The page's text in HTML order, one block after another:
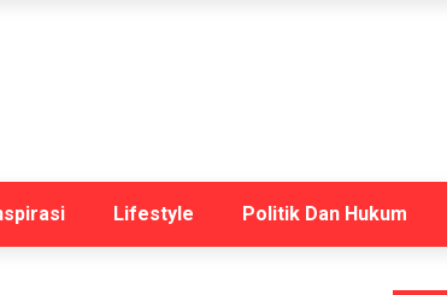
Lifestyle Politik Dan Hukum